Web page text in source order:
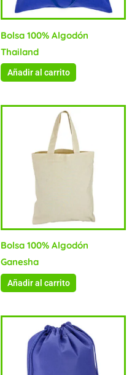
Bolsa 100% Algodón
Thailand
Añadir al carrito
Bolsa 100% Algodón
Ganesha
Añadir al carrito